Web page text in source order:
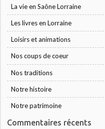
La vie en Saône Lorraine
Les livres en Lorraine
Loisirs et animations
Nos coups de coeur
Nos traditions
Notre histoire
Notre patrimoine
Commentaires récents